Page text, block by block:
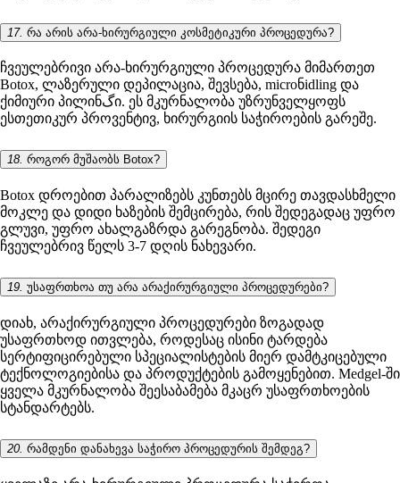
17. რა არის არა-ხირურგიული კოსმეტიკური პროცედურა?
ჩვეულებრივი არა-ხირურგიული პროცედურა მიმართეთ
Botox, ლაზერული დეპილაცია, შევსება, microნidling და
ქიმიური პილინگი. ეს მკურნალობა უზრუნველყოფს
ესთეთიკურ პროვენტივ, ხირურგიის საჭიროების გარეშე.
18. როგორ მუშაობს Botox?
Botox დროებით პარალიზებს კუნთებს მცირე თავდასხმელი
მოკლე და დიდი ხაზების შემცირება, რის შედეგადაც უფრო
გლუვი, უფრო ახალგაზრდა გარეგნობა. შედეგი
ჩვეულებრივ წელს 3-7 დღის ნახევარი.
19. უსაფრთხოა თუ არა არაქირურგიული პროცედურები?
დიახ, არაქირურგიული პროცედურები ზოგადად
უსაფრთხოდ ითვლება, როდესაც ისინი ტარდება
სერტიფიცირებული სპეციალისტების მიერ დამტკიცებული
ტექნოლოგიებისა და პროდუქტების გამოყენებით. Medgel-ში
ყველა მკურნალობა შეესაბამება მკაცრ უსაფრთხოების
სტანდარტებს.
20. რამდენი დანახევა საჭირო პროცედურის შემდეგ?